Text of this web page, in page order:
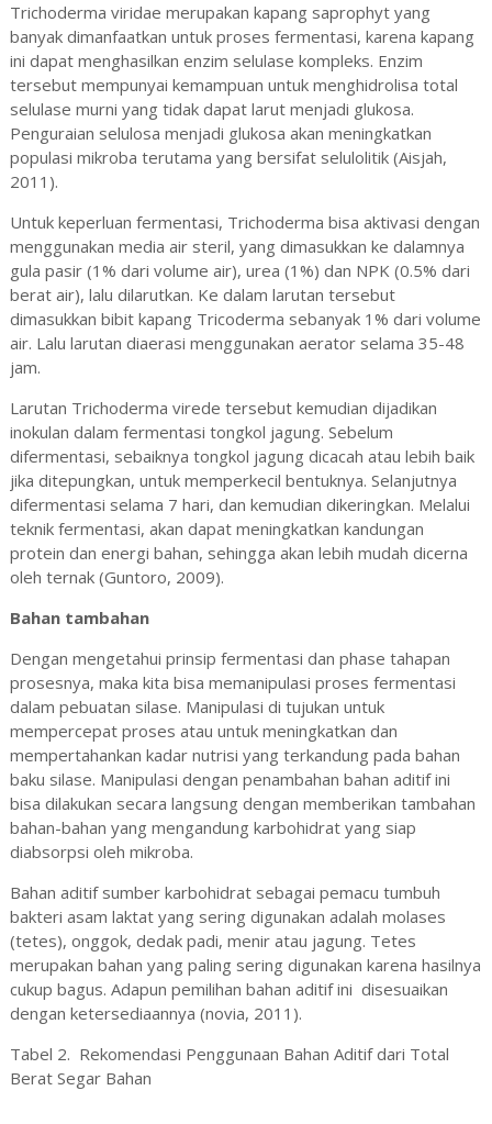
Trichoderma viridae merupakan kapang saprophyt yang
banyak dimanfaatkan untuk proses fermentasi, karena kapang
ini dapat menghasilkan enzim selulase kompleks. Enzim
tersebut mempunyai kemampuan untuk menghidrolisa total
selulase murni yang tidak dapat larut menjadi glukosa.
Penguraian selulosa menjadi glukosa akan meningkatkan
populasi mikroba terutama yang bersifat selulolitik (Aisjah,
2011).
Untuk keperluan fermentasi, Trichoderma bisa aktivasi dengan
menggunakan media air steril, yang dimasukkan ke dalamnya
gula pasir (1% dari volume air), urea (1%) dan NPK (0.5% dari
berat air), lalu dilarutkan. Ke dalam larutan tersebut
dimasukkan bibit kapang Tricoderma sebanyak 1% dari volume
air. Lalu larutan diaerasi menggunakan aerator selama 35-48
jam.
Larutan Trichoderma virede tersebut kemudian dijadikan
inokulan dalam fermentasi tongkol jagung. Sebelum
difermentasi, sebaiknya tongkol jagung dicacah atau lebih baik
jika ditepungkan, untuk memperkecil bentuknya. Selanjutnya
difermentasi selama 7 hari, dan kemudian dikeringkan. Melalui
teknik fermentasi, akan dapat meningkatkan kandungan
protein dan energi bahan, sehingga akan lebih mudah dicerna
oleh ternak (Guntoro, 2009).
Bahan tambahan
Dengan mengetahui prinsip fermentasi dan phase tahapan
prosesnya, maka kita bisa memanipulasi proses fermentasi
dalam pebuatan silase. Manipulasi di tujukan untuk
mempercepat proses atau untuk meningkatkan dan
mempertahankan kadar nutrisi yang terkandung pada bahan
baku silase. Manipulasi dengan penambahan bahan aditifini
bisa dilakukan secara langsung dengan memberikan tambahan
bahan-bahan yang mengandung karbohidrat yang siap
diabsorpsi oleh mikroba.
Bahan aditifsumber karbohidrat sebagai pemacu tumbuh
bakteri asam laktat yang sering digunakan adalah molases
(tetes), onggok, dedak padi, menir atau jagung. Tetes
merupakan bahan yang paling sering digunakan karena hasilnya
cukup bagus. Adapun pemilihan bahan aditif ini disesuaikan
dengan ketersediaannya (novia, 2011 ).
Tabel 2. Rekomendasi Penggunaan Bahan Aditif dari Total
Berat Segar Bahan